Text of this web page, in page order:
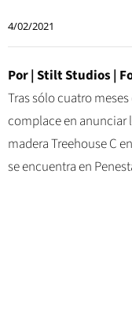
4/02/2021
Por | Stilt Studios |
Tras sólo cuatro
complace en
madera Treehouse C
se encuentra en